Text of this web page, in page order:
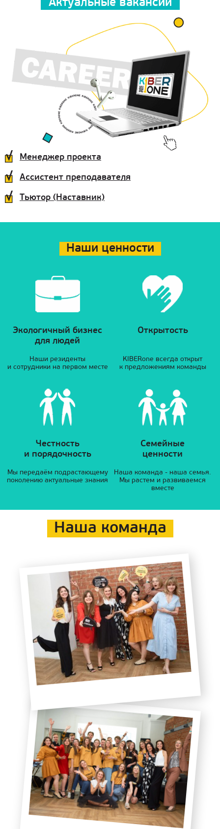
Актуальные вакансии
Менеджер проекта
Ассистент преподавателя
Тьютор (Наставник)
Наши ценности
Экологичный бизнес
для людей
Наши резиденты
и сотрудники на первом месте
Открытость
KIBERone всегда открыт
к предложениям команды
Честность
и порядочность
Мы передаём подрастающему
поколению актуальные знания
Семейные
ценности
Наша команда - наша семья.
Мы растем и развиваемся
вместе
Наша команда